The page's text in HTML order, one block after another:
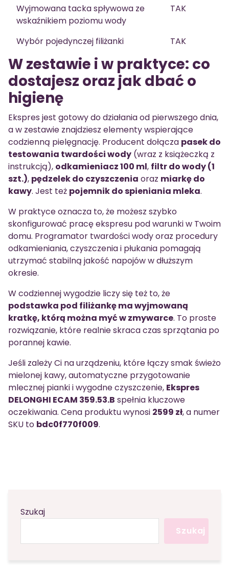
Wyjmowana tacka spływowa ze
wskaźnikiem poziomu wody
TAK
Wybór pojedynczej filiżanki TAK
W zestawie i w praktyce: co
dostajesz oraz jak dbać o
higienę
Ekspres jest gotowy do działania od pierwszego dnia,
a w zestawie znajdziesz elementy wspierające
codzienną pielęgnację. Producent dołącza pasek do
testowania twardości wody (wraz z książeczką z
instrukcją), odkamieniacz 100 ml, filtr do wody (1
szt.), pędzelek do czyszczenia oraz miarkę do
kawy. Jest też pojemnik do spieniania mleka.
W praktyce oznacza to, że możesz szybko
skonfigurować pracę ekspresu pod warunki w Twoim
domu. Programator twardości wody oraz procedury
odkamieniania, czyszczenia i płukania pomagają
utrzymać stabilną jakość napojów w dłuższym
okresie.
W codziennej wygodzie liczy się też to, że
podstawka pod filiżankę ma wyjmowaną
kratkę, którą można myć w zmywarce. To proste
rozwiązanie, które realnie skraca czas sprzątania po
porannej kawie.
Jeśli zależy Ci na urządzeniu, które łączy smak świeżo
mielonej kawy, automatyczne przygotowanie
mlecznej pianki i wygodne czyszczenie, Ekspres
DELONGHI ECAM 359.53.B spełnia kluczowe
oczekiwania. Cena produktu wynosi 2599 zł, a numer
SKU to bdc0f770f009.
Szukaj
Szukaj